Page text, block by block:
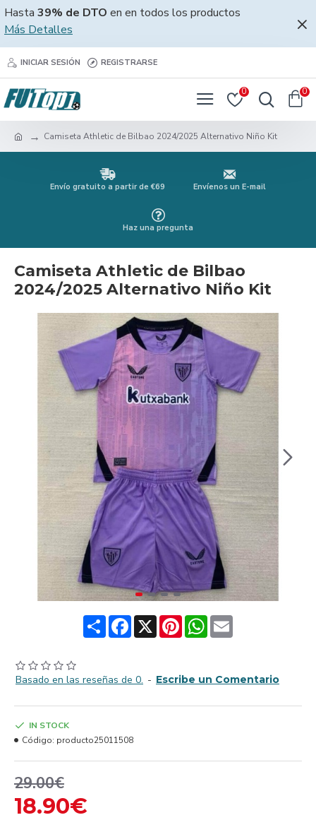
Hasta 39% de DTO en en todos los productos
Más Detalles
INICIAR SESIÓN REGISTRARSE
0 0
Camiseta Athletic de Bilbao 2024/2025 Alternativo Niño Kit
Envío gratuito a partir de €69 Envíenos un E-mail
Haz una pregunta
Camiseta Athletic de Bilbao
2024/2025 Alternativo Niño Kit
ShareFacebook
X PinterestWhatsApp
Email
Basado en las reseñas de 0. - Escribe un Comentario
18.90€
29.00€
IN STOCK
Código: producto25011508